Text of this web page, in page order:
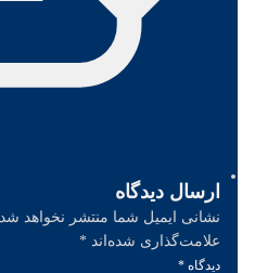
ارسال دیدگاه
نشانی ایمیل شما منتشر نخواهد شد.
علامت‌گذاری شده‌اند *
دیدگاه *